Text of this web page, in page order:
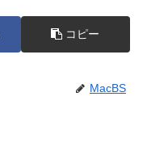
コピー
MacBS